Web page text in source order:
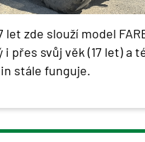
let zde slouží model
i přes svůj věk (17 let) a
stále funguje.